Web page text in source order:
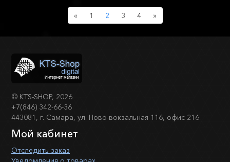
«Previous
1 2 3 4 »Next
© KTS-SHOP, 2026
+7(846) 342-66-36
443081, г. Самара, ул. Ново-вокзальная 116, офис 216
Мой кабинет
Отследить заказ